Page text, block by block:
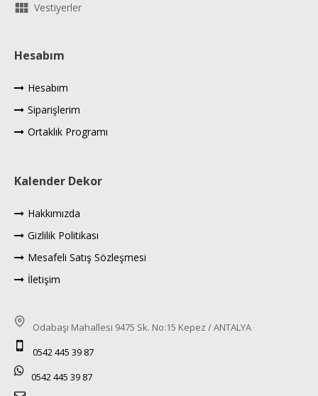
Vestiyerler
Hesabım
Hesabım
Siparişlerim
Ortaklık Programı
Kalender Dekor
Hakkımızda
Gizlilik Politikası
Mesafeli Satış Sözleşmesi
İletişim
Odabaşı Mahallesi 9475 Sk. No:15 Kepez / ANTALYA
0542 445 39 87
0542 445 39 87